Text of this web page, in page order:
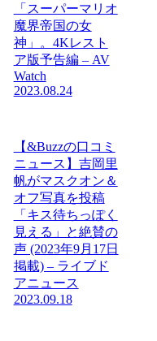
「スーパーマリオ
魔界帝国の女
神」。4Kレスト
ア版予告編 – AV
Watch
2023.08.24
【&Buzzの口コミ
ニュース】吉岡里
帆がマスクオン＆
オフ写真を投稿
「キス待ちっぽく
見える」と絶賛の
声 (2023年9月17日
掲載) – ライブド
アニュース
2023.09.18